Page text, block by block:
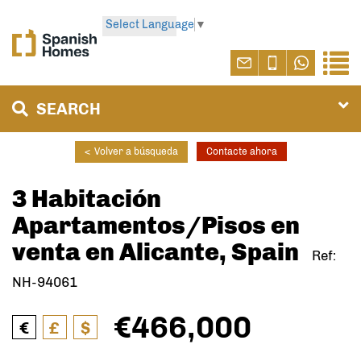
Select Language ▼
SEARCH
< Volver a búsqueda Contacte ahora
3 Habitación
Apartamentos/Pisos en
venta en Alicante, Spain
Ref:
NH-94061
€ £ $ €466,000